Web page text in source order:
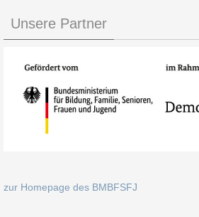
Unsere Partner
zur Homepage des BMBFSFJ